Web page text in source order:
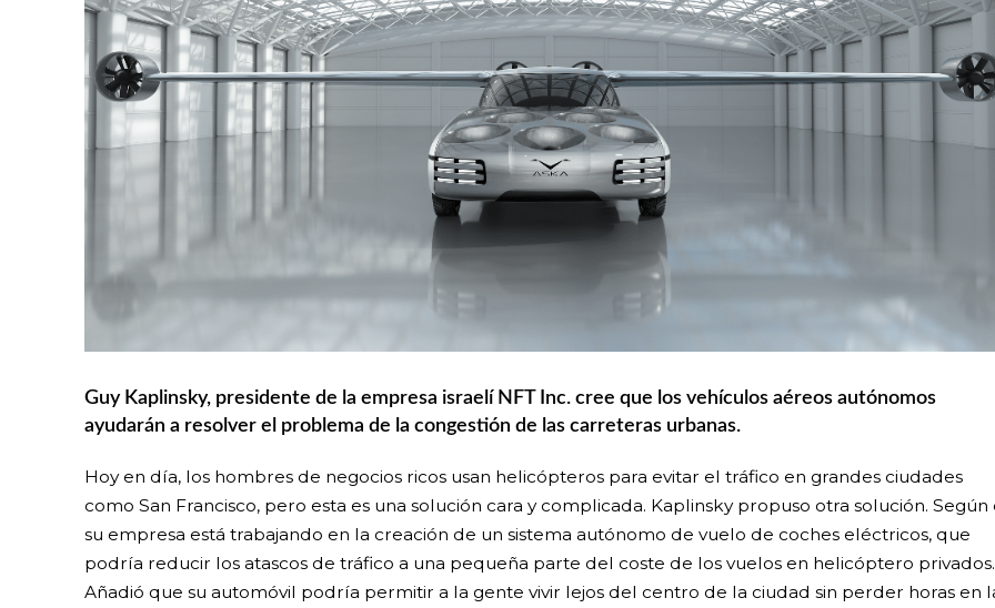
Guy Kaplinsky, presidente de la empresa israelí NFT Inc. cree que los vehículos aéreos autónomos
ayudarán a resolver el problema de la congestión de las carreteras urbanas.
Hoy en día, los hombres de negocios ricos usan helicópteros para evitar el tráfico en grandes ciudades
como San Francisco, pero esta es una solución cara y complicada. Kaplinsky propuso otra solución. Según
su empresa está trabajando en la creación de un sistema autónomo de vuelo de coches eléctricos, que
podría reducir los atascos de tráfico a una pequeña parte del coste de los vuelos en helicóptero privados.
Añadió que su automóvil podría permitir a la gente vivir lejos del centro de la ciudad sin perder horas en